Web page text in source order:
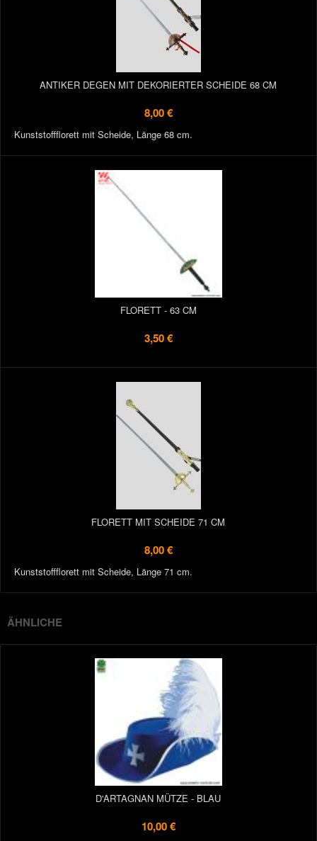
ANTIKER DEGEN MIT DEKORIERTER SCHEIDE 68 CM
8,00 €
Kunststoffflorett mit Scheide, Länge 68 cm.
FLORETT - 63 CM
3,50 €
FLORETT MIT SCHEIDE 71 CM
8,00 €
Kunststoffflorett mit Scheide, Länge 71 cm.
ÄHNLICHE
D'ARTAGNAN MÜTZE - BLAU
10,00 €